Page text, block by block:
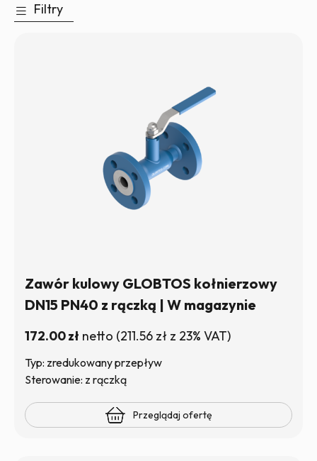
Filtry
Zawór kulowy GLOBTOS kołnierzowy
DN15 PN40 z rączką | W magazynie
172.00zł netto (211.56 zł z 23% VAT)
Typ: zredukowany przepływ
Sterowanie: z rączką
Przeglądaj ofertę